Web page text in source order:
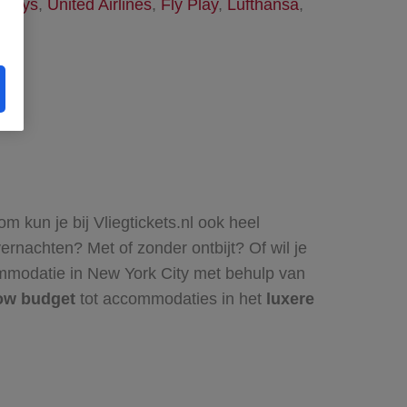
, United Airlines, Fly Play, Lufthansa,
kun je bij Vliegtickets.nl ook heel
Met of zonder ontbijt? Of wil je
in New York City met behulp van
budget tot accommodaties in het luxere